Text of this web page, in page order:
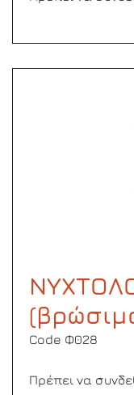
Code Φ028
Πρέπει να